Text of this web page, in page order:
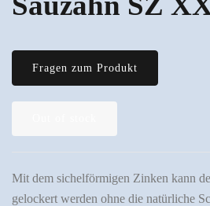
Fragen zum Produkt
Mit dem sichelförmigen Zinken kann
gelockert werden ohne die natürliche